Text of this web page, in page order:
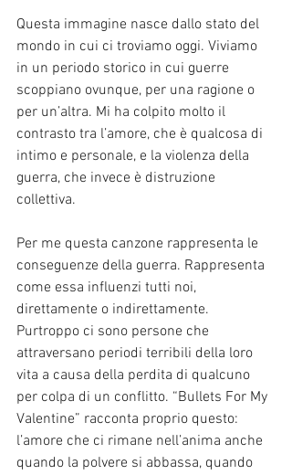
Questa immagine nasce dallo stato del
mondo in cui ci troviamo oggi. Viviamo
in un periodo storico in cui guerre
scoppiano ovunque, per una ragione o
per un’altra. Mi ha colpito molto il
contrasto tra l’amore, che è qualcosa di
intimo e personale, e la violenza della
guerra, che invece è distruzione
collettiva.
Per me questa canzone rappresenta le
conseguenze della guerra. Rappresenta
come essa influenzi tutti noi,
direttamente o indirettamente.
Purtroppo ci sono persone che
attraversano periodi terribili della loro
vita a causa della perdita di qualcuno
per colpa di un conflitto. “Bullets For My
Valentine” racconta proprio questo:
l’amore che ci rimane nell’anima anche
quando la polvere si abbassa, quando